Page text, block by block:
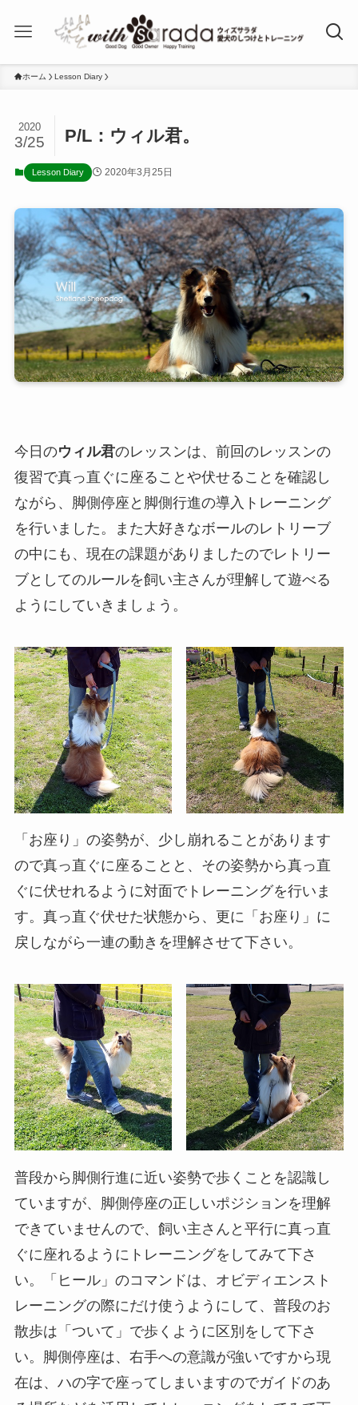
ホーム Lesson Diary
P/L：ウィル君。
2020
3/25
Lesson Diary 2020年3月25日
今日のウィル君のレッスンは、前回のレッスンの
復習で真っ直ぐに座ることや伏せることを確認し
ながら、脚側停座と脚側行進の導入トレーニング
を行いました。また大好きなボールのレトリーブ
の中にも、現在の課題がありましたのでレトリー
ブとしてのルールを飼い主さんが理解して遊べる
ようにしていきましょう。
「お座り」の姿勢が、少し崩れることがあります
ので真っ直ぐに座ることと、その姿勢から真っ直
ぐに伏せれるように対面でトレーニングを行いま
す。真っ直ぐ伏せた状態から、更に「お座り」に
戻しながら一連の動きを理解させて下さい。
普段から脚側行進に近い姿勢で歩くことを認識し
ていますが、脚側停座の正しいポジションを理解
できていませんので、飼い主さんと平行に真っ直
ぐに座れるようにトレーニングをしてみて下さ
い。「ヒール」のコマンドは、オビディエンスト
レーニングの際にだけ使うようにして、普段のお
散歩は「ついて」で歩くように区別をして下さ
い。脚側停座は、右手への意識が強いですから現
在は、ハの字で座ってしまいますのでガイドのあ